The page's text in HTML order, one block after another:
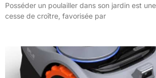
Posséder un poulailler dans son jardin est
cesse de croître, favorisée par